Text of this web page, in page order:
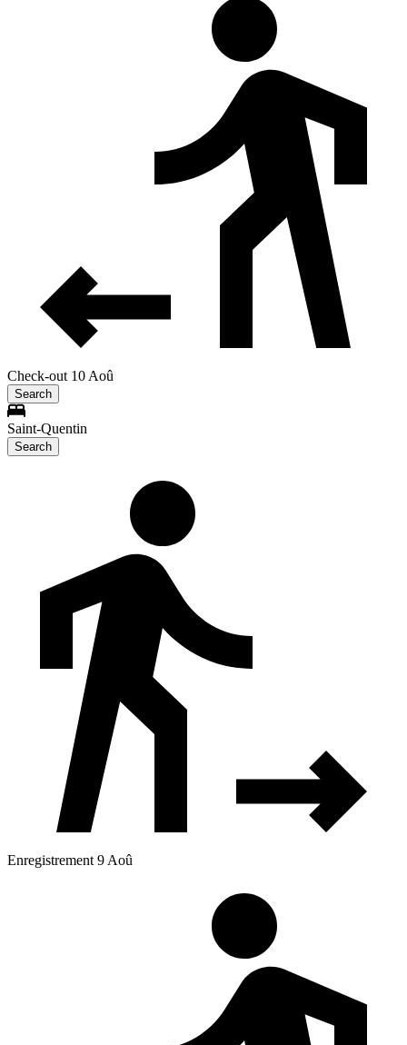
Check-out 10 Aoû
Search
Saint-Quentin
Search
Enregistrement 9 Aoû